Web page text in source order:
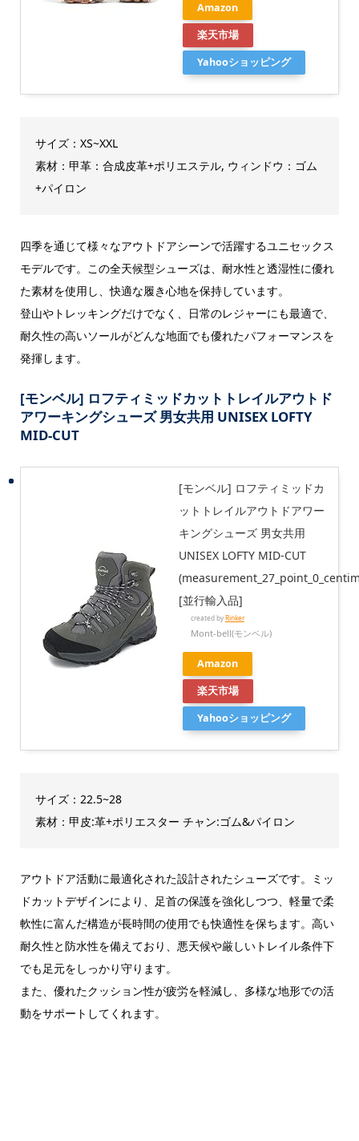
Amazon
楽天市場
Yahooショッピング
サイズ：XS~XXL
素材：甲革：合成皮革+ポリエステル, ウィンドウ：ゴム
+パイロン
四季を通じて様々なアウトドアシーンで活躍するユニセックス
モデルです。この全天候型シューズは、耐水性と透湿性に優れ
た素材を使用し、快適な履き心地を保持しています。
登山やトレッキングだけでなく、日常のレジャーにも最適で、
耐久性の高いソールがどんな地面でも優れたパフォーマンスを
発揮します。
[モンベル] ロフティミッドカットトレイルアウトド
アワーキングシューズ 男女共用 UNISEX LOFTY
MID-CUT
[モンベル] ロフティミッドカ
ットトレイルアウトドアワー
キングシューズ 男女共用
UNISEX LOFTY MID-CUT
[並行輸入品]
created byRinker
Mont-bell(モンベル)
Amazon
楽天市場
Yahooショッピング
サイズ：22.5~28
素材：甲皮:革+ポリエスター チャン:ゴム&パイロン
アウトドア活動に最適化された設計されたシューズです。ミッ
ドカットデザインにより、足首の保護を強化しつつ、軽量で柔
軟性に富んだ構造が長時間の使用でも快適性を保ちます。高い
耐久性と防水性を備えており、悪天候や厳しいトレイル条件下
でも足元をしっかり守ります。
また、優れたクッション性が疲労を軽減し、多様な地形での活
動をサポートしてくれます。